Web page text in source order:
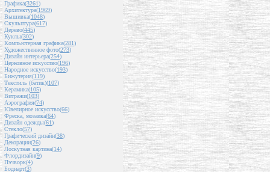
Графика(3261)
Архитектура(1969)
Вышивка(1048)
Скульптура(617)
Дерево(445)
Куклы(302)
Компьютерная графика(281)
Художественное фото(273)
Дизайн интерьера(254)
Церковное искусство(196)
Народное искусство(193)
Бижутерия(119)
Текстиль (батик)(107)
Керамика(105)
Витражи(103)
Аэрография(74)
Ювелирное искусство(66)
Фреска, мозаика(64)
Дизайн одежды(61)
Стекло(57)
Графический дизайн(38)
Декорации(26)
Лоскутная картина(14)
Флордизайн(9)
Пэчворк(4)
Бодиарт(3)